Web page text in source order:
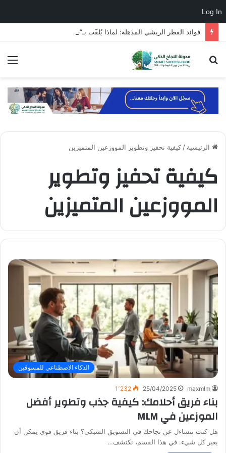
Log In
فوائد الفطر الريشي المذهلة: لماذا يُلقّب بـ”فطر الخلود”؟
الرئيسية / كيفية تحفيز وتطوير المووزعين المتميزين
كيفية تحفيز وتطوير
المووزعين المتميزين
الذكاء الاصطناعي للمسوقين
maxmlm
25/04/2025 1٬232
بناء فريق أحلامك: كيفية جذب وتطوير أفضل
الموزعين في MLM
هل كنت تتساءل عن نجاحك في التسويق الشبكي؟ بناء فريق قوي يمكن أن
يغير كل شيء. في هذا القسم، نكتشف…